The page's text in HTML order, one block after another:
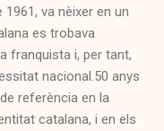
va nèixer en un
es trobava
franquista i, per tant,
nacional.50 anys
referència en la
catalana, i en els